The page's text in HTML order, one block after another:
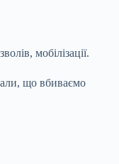
мобілізації.
що вбиваємо